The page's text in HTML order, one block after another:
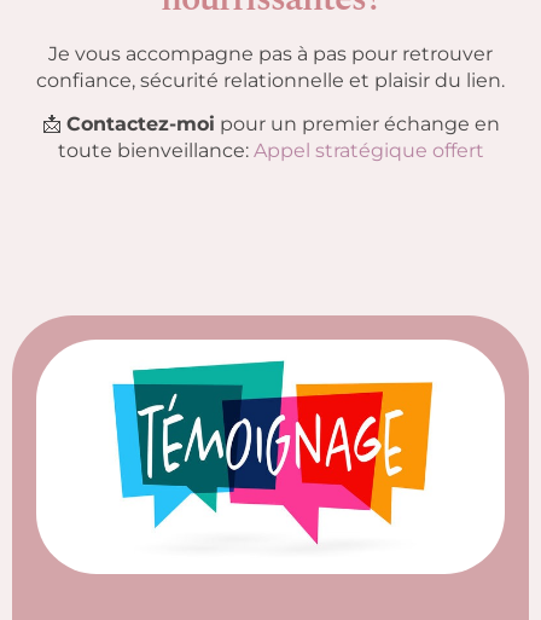
Je vous accompagne pas à pas pour retrouver
confiance, sécurité relationnelle et plaisir du lien.
📩 Contactez-moi pour un premier échange en
toute bienveillance: Appel stratégique offert